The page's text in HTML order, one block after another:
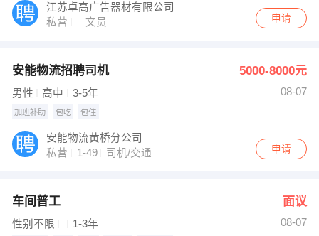
江苏卓高广告器材有限公司
私营
文员 申请
安能物流招聘司机 5000-8000元
男性 高中 3-5年 08-07
加班补助 包吃 包住
安能物流黄桥分公司
私营
1-49 司机/交通 申请
车间普工 面议
性别不限 1-3年 08-07